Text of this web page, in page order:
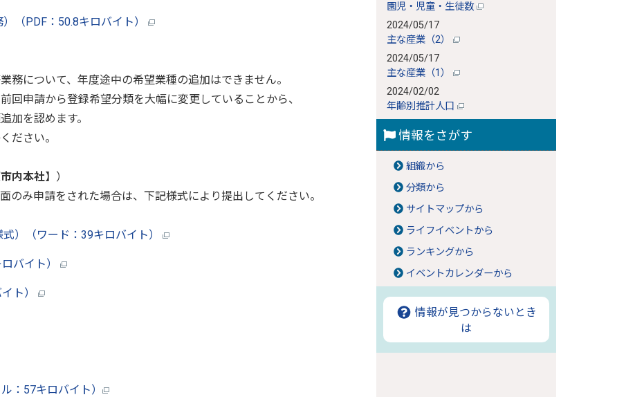
（PDF：50.8キロバイト）
について、年度途中の希望業種の追加はできません。
申請から登録希望分類を大幅に変更していることから、
加を認めます。
ださい。
内本社】）
のみ申請をされた場合は、下記様式により提出してください。
）（ワード：39キロバイト）
バイト）
ト）
：57キロバイト）
園児・児童・生徒数
2024/05/17
主な産業（2）
2024/05/17
主な産業（1）
2024/02/02
年齢別推計人口
情報をさがす
組織から
分類から
サイトマップから
ライフイベントから
ランキングから
イベントカレンダーから
情報が見つからないとき
は